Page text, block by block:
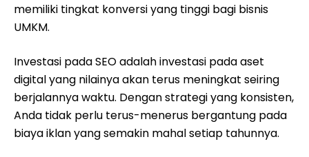
memiliki tingkat konversi yang tinggi bagi bisnis
UMKM.
Investasi pada SEO adalah investasi pada aset
digital yang nilainya akan terus meningkat seiring
berjalannya waktu. Dengan strategi yang konsisten,
Anda tidak perlu terus-menerus bergantung pada
biaya iklan yang semakin mahal setiap tahunnya.